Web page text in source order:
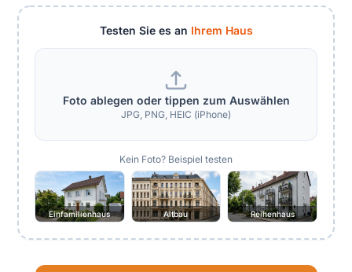
Testen Sie es an Ihrem Haus
Foto ablegen oder tippen zum Auswählen
JPG, PNG, HEIC (iPhone)
Kein Foto? Beispiel testen
Einfamilienhaus Altbau Reihenhaus